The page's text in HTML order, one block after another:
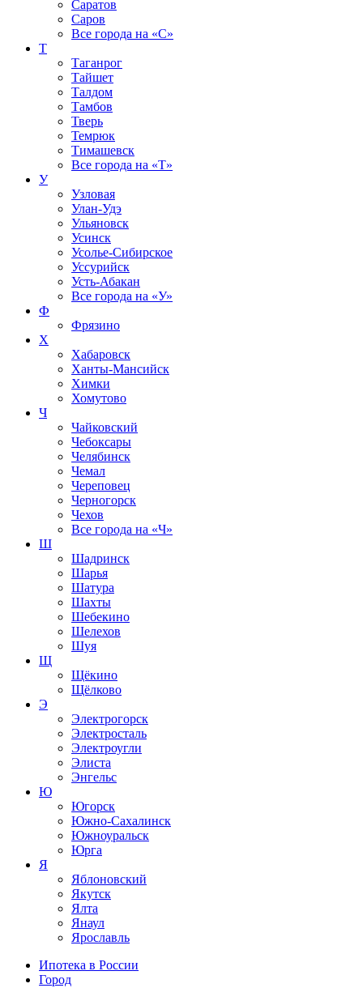
Саратов
Саров
Все города на «С»
Т
Таганрог
Тайшет
Талдом
Тамбов
Тверь
Темрюк
Тимашевск
Все города на «Т»
У
Узловая
Улан-Удэ
Ульяновск
Усинск
Усолье-Сибирское
Уссурийск
Усть-Абакан
Все города на «У»
Ф
Фрязино
Х
Хабаровск
Ханты-Мансийск
Химки
Хомутово
Ч
Чайковский
Чебоксары
Челябинск
Чемал
Череповец
Черногорск
Чехов
Все города на «Ч»
Ш
Шадринск
Шарья
Шатура
Шахты
Шебекино
Шелехов
Шуя
Щ
Щёкино
Щёлково
Э
Электрогорск
Электросталь
Электроугли
Элиста
Энгельс
Ю
Югорск
Южно-Сахалинск
Южноуральск
Юрга
Я
Яблоновский
Якутск
Ялта
Янаул
Ярославль
Ипотека в России
Город